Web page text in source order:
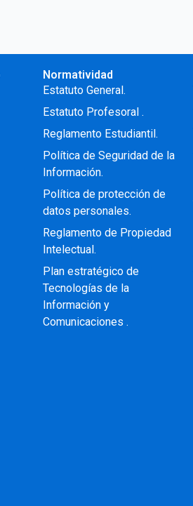
Normatividad
Estatuto General.
Estatuto Profesoral .
Reglamento Estudiantil.
Política de Seguridad de la
Información.
Política de protección de
datos personales.
Reglamento de Propiedad
Intelectual .
Plan estratégico de
Tecnologías de la
Información y
Comunicaciones .